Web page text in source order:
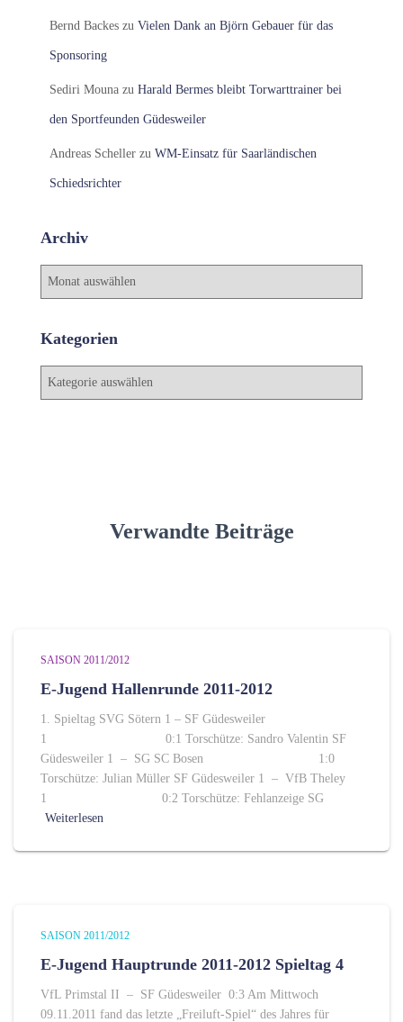
Bernd Backes zu Vielen Dank an Björn Gebauer für das
Sponsoring
Sediri Mouna zu Harald Bermes bleibt Torwarttrainer bei
den Sportfeunden Güdesweiler
Andreas Scheller zu WM-Einsatz für Saarländischen
Schiedsrichter
Archiv
A
h
Kategorien
K
Verwandte Beiträge
SAISON 2011/2012
E-Jugend Hallenrunde 2011-2012
1. Spieltag SVG Sötern 1 – SF Güdesweiler
1 0:1 Torschütze: Sandro Valentin SF
Güdesweiler 1 – SG SC Bosen 1:0
Torschütze: Julian Müller SF Güdesweiler 1 – VfB Theley
1 0:2 Torschütze: Fehlanzeige SG
Weiterlesen
SAISON 2011/2012
E-Jugend Hauptrunde 2011-2012 Spieltag 4
VfL Primstal II – SF Güdesweiler 0:3 Am Mittwoch
09.11.2011 fand das letzte „Freiluft-Spiel“ des Jahres für